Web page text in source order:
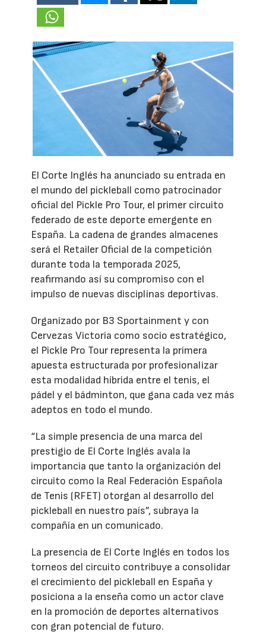
El Corte Inglés ha anunciado su entrada en
el mundo del pickleball como patrocinador
oficial del Pickle Pro Tour, el primer circuito
federado de este deporte emergente en
España. La cadena de grandes almacenes
será el Retailer Oficial de la competición
durante toda la temporada 2025,
reafirmando así su compromiso con el
impulso de nuevas disciplinas deportivas.
Organizado por B3 Sportainment y con
Cervezas Victoria como socio estratégico,
el Pickle Pro Tour representa la primera
apuesta estructurada por profesionalizar
esta modalidad híbrida entre el tenis, el
pádel y el bádminton, que gana cada vez más
adeptos en todo el mundo.
“La simple presencia de una marca del
prestigio de El Corte Inglés avala la
importancia que tanto la organización del
circuito como la Real Federación Española
de Tenis (RFET) otorgan al desarrollo del
pickleball en nuestro país”, subraya la
compañía en un comunicado.
La presencia de El Corte Inglés en todos los
torneos del circuito contribuye a consolidar
el crecimiento del pickleball en España y
posiciona a la enseña como un actor clave
en la promoción de deportes alternativos
con gran potencial de futuro.